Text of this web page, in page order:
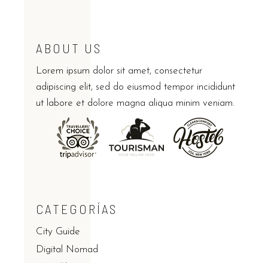
ABOUT US
Lorem ipsum dolor sit amet, consectetur
adipiscing elit, sed do eiusmod tempor incididunt
ut labore et dolore magna aliqua minim veniam.
CATEGORÍAS
City Guide
Digital Nomad